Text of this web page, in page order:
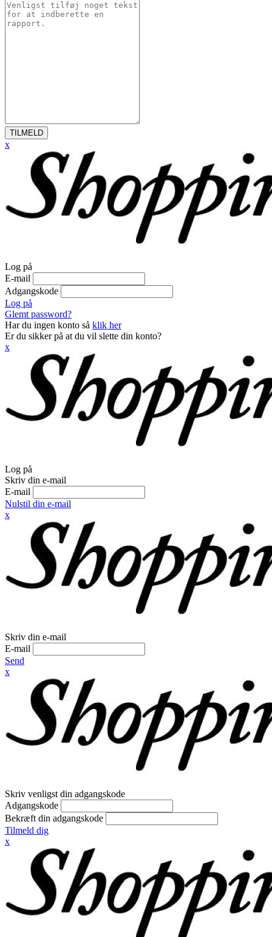
TILMELD
x
Log på
E-mail
Adgangskode
Log på
Glemt password?
Har du ingen konto så klik her
Er du sikker på at du vil slette din konto?
x
Log på
Skriv din e-mail
E-mail
Nulstil din e-mail
x
Skriv din e-mail
E-mail
Send
x
Skriv venligst din adgangskode
Adgangskode
Bekræft din adgangskode
Tilmeld dig
x